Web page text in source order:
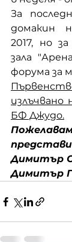
За
домакин
2017, но
зала
форума за
излъчвано
БФ Джудо.
Димитър
Димитър